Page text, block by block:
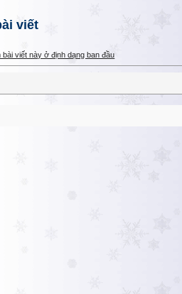
viết
viết này ở định dạng ban đầu